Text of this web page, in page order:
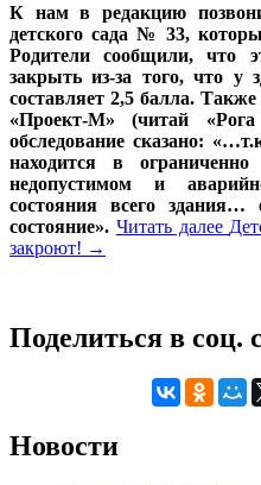
К нам в редакцию
детского сада № 33,
Родители сообщили, что
закрыть из-за того, что у
составляет 2,5 балла.
«Проект-М» (читай
обследование сказано:
находится в ограниченно
недопустимом и
состояния всего здания…
состояние». Читать далее
закроют! →
Поделиться в соц.
Новости